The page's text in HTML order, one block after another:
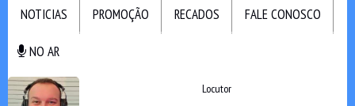
NOTICIAS PROMOÇÃO RECADOS FALE CONOSCO
NO AR
Locutor